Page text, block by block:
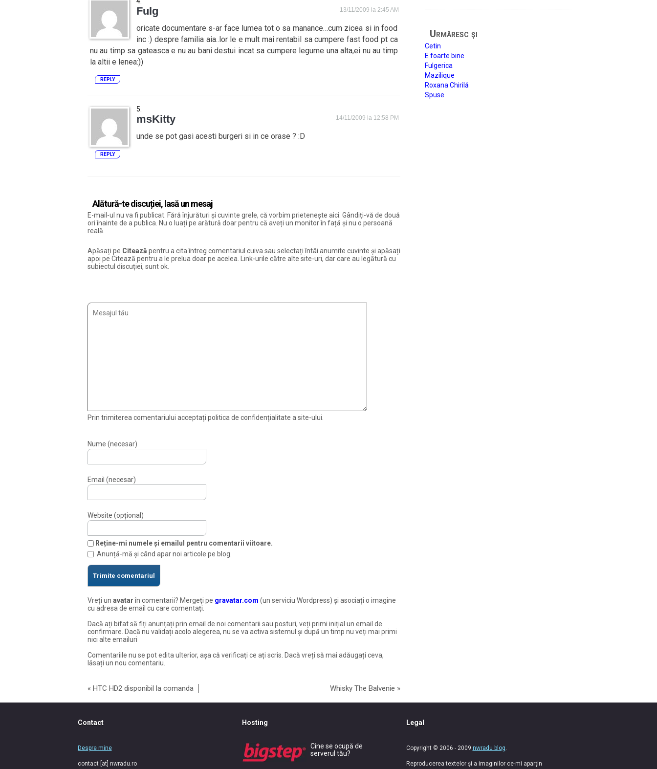
Fulg 13/11/2009 la 2:45 AM
oricate documentare s-ar face lumea tot o sa manance…cum zicea si in food
inc :) despre familia aia..lor le e mult mai rentabil sa cumpere fast food pt ca
nu au timp sa gateasca e nu au bani destui incat sa cumpere legume una alta,ei nu au timp
la altii e lenea:))
REPLY
msKitty 14/11/2009 la 12:58 PM
unde se pot gasi acesti burgeri si in ce orase ? :D
REPLY
Alătură-te discuției, lasă un mesaj
E-mail-ul nu va fi publicat. Fără înjurături și cuvinte grele, că vorbim prietenește aici. Gândiți-vă de două
ori înainte de a publica. Nu o luați pe arătură doar pentru că aveți un monitor în față și nu o persoană
reală.
Apăsați pe Citează pentru a cita întreg comentariul cuiva sau selectați întâi anumite cuvinte și apăsați
apoi pe Citează pentru a le prelua doar pe acelea. Link-urile către alte site-uri, dar care au legătură cu
subiectul discuției, sunt ok.
Prin trimiterea comentariului acceptați politica de confidențialitate a site-ului.
Nume (necesar)
Email (necesar)
Website (opțional)
Reține-mi numele și emailul pentru comentarii viitoare.
Anunță-mă și când apar noi articole pe blog.
Vreți un avatarîn comentarii? Mergeți pe gravatar.com (un serviciu Wordpress) și asociați o imagine
cu adresa de email cu care comentați.
Dacă ați bifat să fiți anunțați prin email de noi comentarii sau posturi, veți primi inițial un email de
confirmare. Dacă nu validați acolo alegerea, nu se va activa sistemul și după un timp nu veți mai primi
nici alte emailuri
Comentariile nu se pot edita ulterior, așa că verificați ce ați scris. Dacă vreți să mai adăugați ceva,
lăsați un nou comentariu.
« HTC HD2 disponibil la comanda Whisky The Balvenie »
Urmăresc şi
Cetin
E foarte bine
Fulgerica
Mazilique
Roxana Chirilă
Spuse
Contact
Despre mine
contact [at] nwradu.ro
Hosting
Cine se ocupă de
serverul tău?
Legal
Copyright © 2006 - 2009 nwradu blog
Reproducerea textelor și a imaginilor ce-mi aparțin